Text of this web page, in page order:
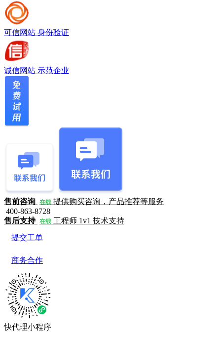
可信网站 身份验证
诚信网站 示范企业
售前咨询 在线 提供购买咨询，产品推荐等服务
400-863-8728
售后支持 在线 工程师 1v1 技术支持
提交工单
商务合作
快代理小程序